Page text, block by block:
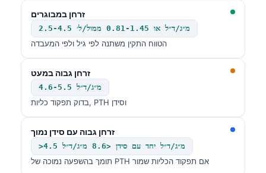
זרחן במבוגרים
2.5-4.5 מ״ג/ד״ל או 0.81-1.45 ממול/ל׳
הטווח התקין משתנה לפי גיל ולפי המעבדה
זרחן גבוה במעט
4.6-5.5 מ״ג/ד״ל
בדוק תפקוד כליות, PTH וסידן
זרחן גבוה עם סידן נמוך
>4.5 מ״ג/ד״ל יחד עם סידן <8.6 מ״ג/ד״ל
תומך בהשפעה נמוכה של PTH אם תפקוד הכליות שמור